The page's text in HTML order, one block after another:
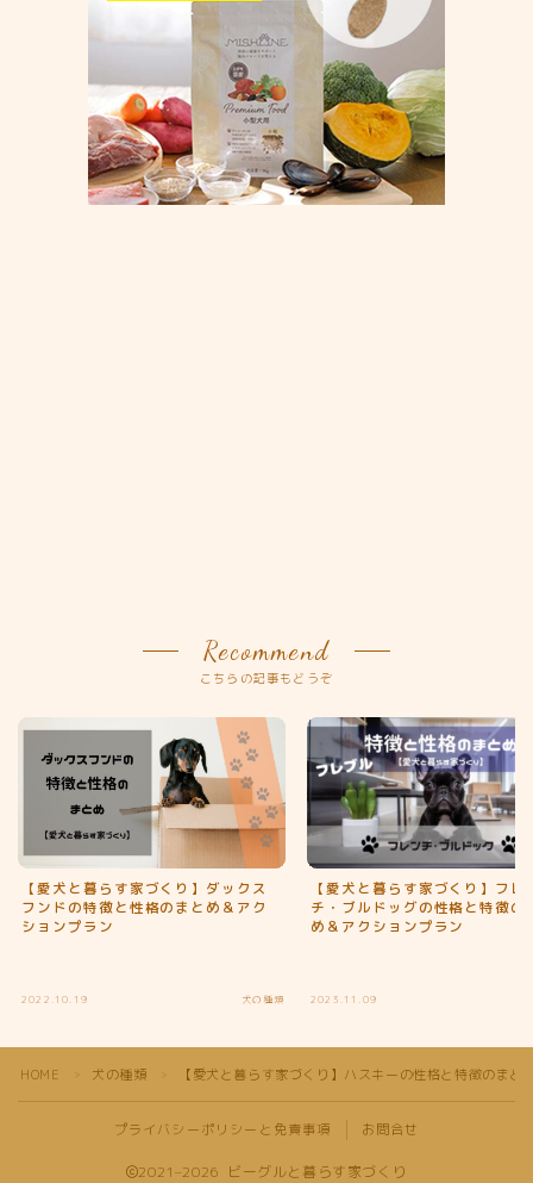
Follow Me
Recommend
こちらの記事もどうぞ
【愛犬と暮らす家づくり】ダックス
フンドの特徴と性格のまとめ＆アク
ションプラン
2022.10.19 犬の種類
【愛犬と暮らす家づくり】フレ
チ・ブルドッグの性格と特徴の
め＆アクションプラン
2023.11.09
HOME ＞ 犬の種類 ＞ 【愛犬と暮らす家づくり】ハスキーの性格と特徴のまと
プライバシーポリシーと免責事項 お問合せ
2021–2026 ビーグルと暮らす家づくり